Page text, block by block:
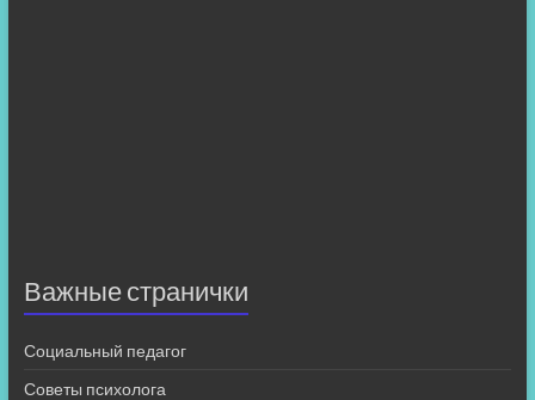
Важные странички
Социальный педагог
Советы психолога